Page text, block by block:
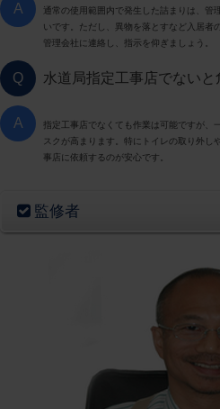
A
通常の使用範囲内で発生した詰まりは、管
いです。ただし、異物を落とすなど入居者
管理会社に連絡し、指示を仰ぎましょう。
Q 水道局指定工事店でないと
A
指定工事店でなくても作業は可能ですが、
スクが高まります。特にトイレの取り外し
事店に依頼するのが安心です。
監修者